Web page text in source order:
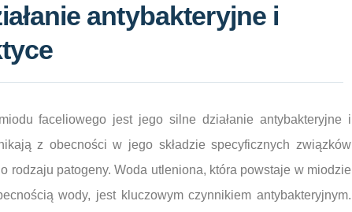
antybakteryjne i
faceliowego jest jego silne działanie antybakteryjne i
z obecności w jego składzie specyficznych związków
rodzaju patogeny. Woda utleniona, która powstaje w miodzie
wody, jest kluczowym czynnikiem antybakteryjnym.